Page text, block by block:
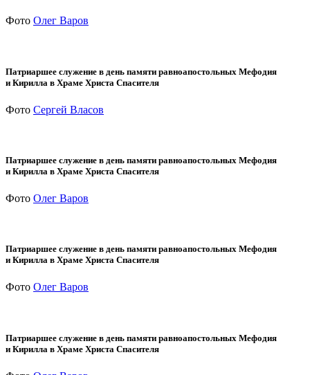
Фото Олег Варов
Патриаршее служение в день памяти равноапостольных Мефодия
и Кирилла в Храме Христа Спасителя
Фото Сергей Власов
Патриаршее служение в день памяти равноапостольных Мефодия
и Кирилла в Храме Христа Спасителя
Фото Олег Варов
Патриаршее служение в день памяти равноапостольных Мефодия
и Кирилла в Храме Христа Спасителя
Фото Олег Варов
Патриаршее служение в день памяти равноапостольных Мефодия
и Кирилла в Храме Христа Спасителя